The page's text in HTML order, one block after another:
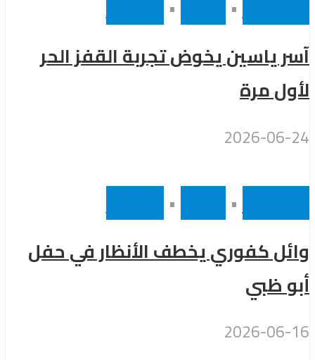
•
•
آسر ياسين يخوض تجربة القفز الحر
لأول مرة
2026-06-24
•
•
وائل كفوري يخطف الأنظار في حفل
أبو ظبي
2026-06-16